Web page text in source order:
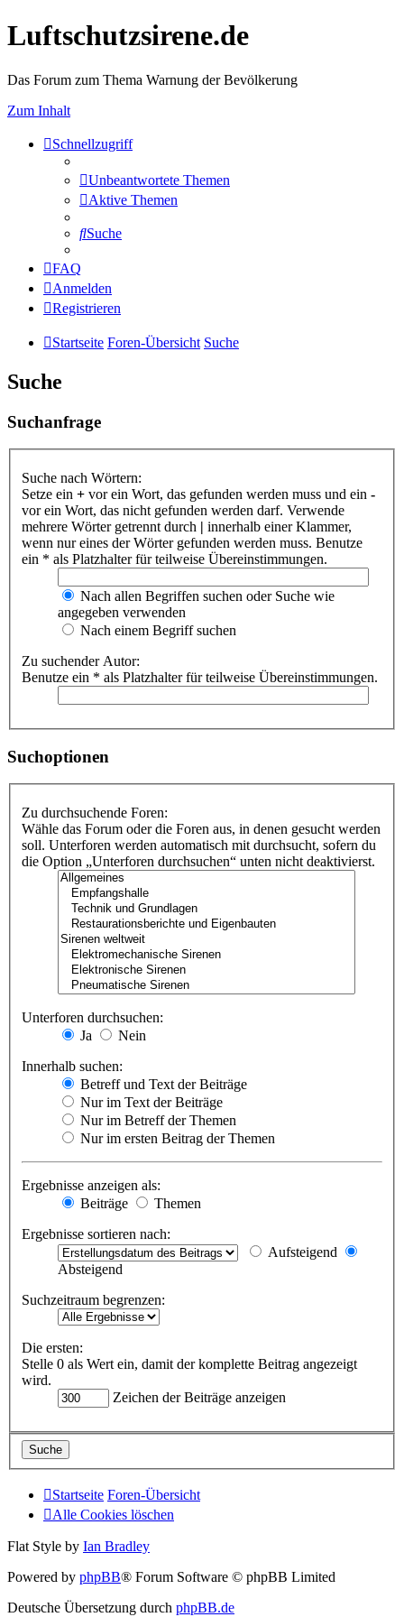
Luftschutzsirene.de
Das Forum zum Thema Warnung der Bevölkerung
Zum Inhalt
Schnellzugriff
Unbeantwortete Themen
Aktive Themen
Suche
FAQ
Anmelden
Registrieren
Startseite Foren-Übersicht Suche
Suche
Suchanfrage
Suche nach Wörtern:
Setze ein + vor ein Wort, das gefunden werden muss und ein -
vor ein Wort, das nicht gefunden werden darf. Verwende
mehrere Wörter getrennt durch | innerhalb einer Klammer,
wenn nur eines der Wörter gefunden werden muss. Benutze
ein * als Platzhalter für teilweise Übereinstimmungen.
Nach allen Begriffen suchen oder Suche wie
angegeben verwenden
Nach einem Begriff suchen
Zu suchender Autor:
Benutze ein * als Platzhalter für teilweise Übereinstimmungen.
Suchoptionen
Zu durchsuchende Foren:
Wähle das Forum oder die Foren aus, in denen gesucht werden
soll. Unterforen werden automatisch mit durchsucht, sofern du
die Option „Unterforen durchsuchen“ unten nicht deaktivierst.
Unterforen durchsuchen:
Ja
Nein
Innerhalb suchen:
Betreff und Text der Beiträge
Nur im Text der Beiträge
Nur im Betreff der Themen
Nur im ersten Beitrag der Themen
Ergebnisse anzeigen als:
Beiträge
Themen
Ergebnisse sortieren nach:
Aufsteigend
Absteigend
Suchzeitraum begrenzen:
Die ersten:
Stelle 0 als Wert ein, damit der komplette Beitrag angezeigt
wird.
Zeichen der Beiträge anzeigen
Startseite Foren-Übersicht
Alle Cookies löschen
Flat Style by Ian Bradley
Powered by phpBB® Forum Software © phpBB Limited
Deutsche Übersetzung durch phpBB.de